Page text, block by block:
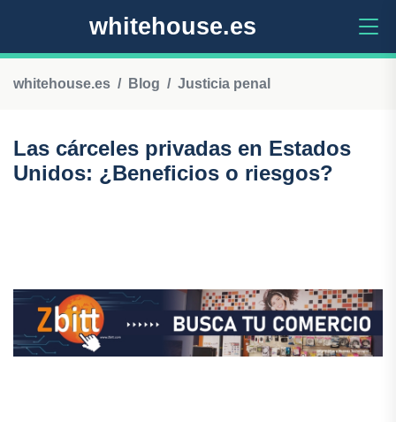
whitehouse.es
whitehouse.es Blog Justicia penal
Las cárceles privadas en Estados
Unidos: ¿Beneficios o riesgos?